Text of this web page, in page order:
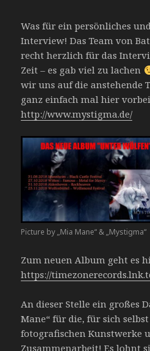
Was für ein persönliches
Interview! Das Team von
recht herzlich für das
Zeit – es gab viel zu lachen
wir uns auf die anstehende
ganz einfach mal hier
http://www.mystigma.de/
Picture by „Mia Mane“ & „Mystigma“
Zum neuen Album geht es
https://
An dieser Stelle ein großes
Mane“ für die, für sich
fotografischen Kunstwerke
Zusammenarbeit! Es lohnt